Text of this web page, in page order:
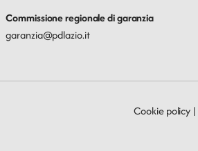
Commissione regionale di garanzia
garanzia@pdlazio.it
Cookie policy |